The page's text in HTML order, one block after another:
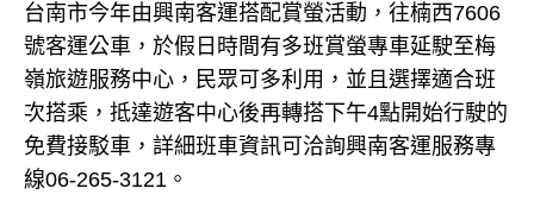
台南市今年由興南客運搭配賞螢活動，往楠西7606
號客運公車，於假日時間有多班賞螢專車延駛至梅
嶺旅遊服務中心，民眾可多利用，並且選擇適合班
次搭乘，抵達遊客中心後再轉搭下午4點開始行駛的
免費接駁車，詳細班車資訊可洽詢興南客運服務專
線06-265-3121。